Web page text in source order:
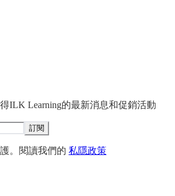
ILK Learning的最新消息和促銷活動
訂閱
。閱讀我們的 私隱政策